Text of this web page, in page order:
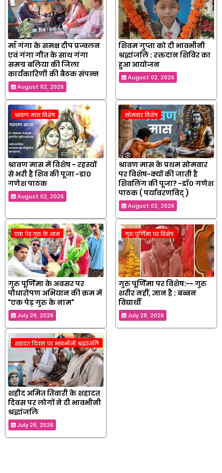
माँ गंगा के समक्ष दीप प्रज्वलन
एवं गंगा गीत के साथ गंगा
समग्र बलिया की जिला
कार्यकारिणी की बैठक संपन्न
August 02, 2026
शिवम गुप्ता को दी भावभीनी
श्रद्धांजलि : रक्तदान शिविर का
हुआ आयोजन
August 02, 2026
श्रावण मास विशेष
श्रावण मास में विशेष - रहस्यों
से भरी है शिव की पूजा -डा०
गणेश पाठक
August 02, 2026
सोमवार विशेष
श्रावण मास के प्रथम सोमवार
पर विशेष-क्यों की जाती है
शिवलिंग की पूजा? -डाॅ० गणेश
पाठक ( पर्यावरणविद् )
August 02, 2026
एक पेड़ गुरु के नाम
गुरु पूर्णिमा के अवसर पर
पौधारोपण अभियान की क्रम में
"एक पेड़ गुरु के नाम"
July 29, 2026
गुरु पूर्णिमा पर विशेष
गुरु पूर्णिमा पर विशेष:-- गुरु
शरीर नहीं, ज्ञान है : बब्बन
विद्यार्थी
July 28, 2026
शहादत दिवस पर भावभीनी श्रद्धांजलि
शहीद अमित तिवारी के शहादत
दिवस पर लोगों ने दी भावभीनी
श्रद्धांजलि
July 26, 2026